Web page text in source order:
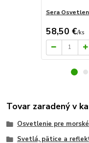
Sera
58,50 €/ks
Tovar zaradený v
Osvetlenie pre
Svetlá, pätice a